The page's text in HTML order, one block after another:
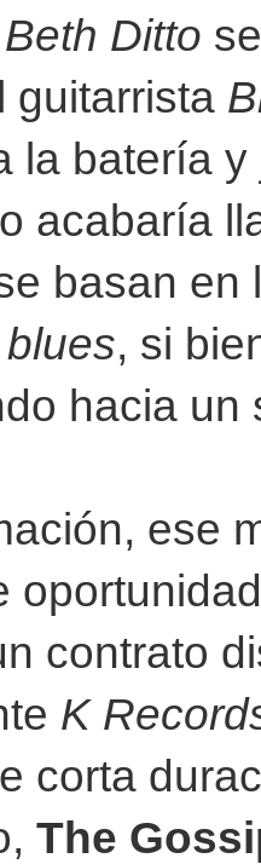
Beth Ditto
guitarrista
la batería
acabaría
basan
, si
hacia
ese
contrato
K
corta
The